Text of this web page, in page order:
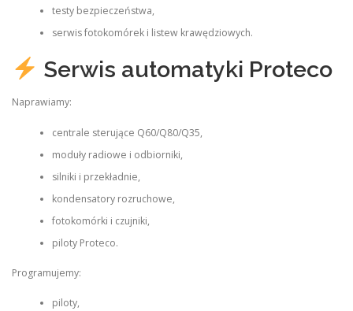
testy bezpieczeństwa,
serwis fotokomórek i listew krawędziowych.
Serwis automatyki Proteco
Naprawiamy:
centrale sterujące Q60/Q80/Q35,
moduły radiowe i odbiorniki,
silniki i przekładnie,
kondensatory rozruchowe,
fotokomórki i czujniki,
piloty Proteco.
Programujemy:
piloty,